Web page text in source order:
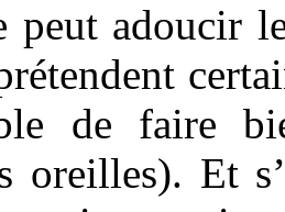
peut adoucir
de faire
oreilles). Et